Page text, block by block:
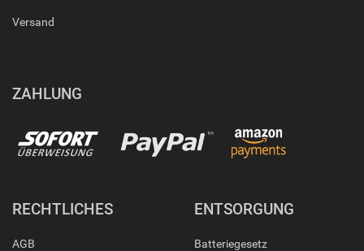
Versand
ZAHLUNG
RECHTLICHES
AGB
ENTSORGUNG
Batteriegesetz